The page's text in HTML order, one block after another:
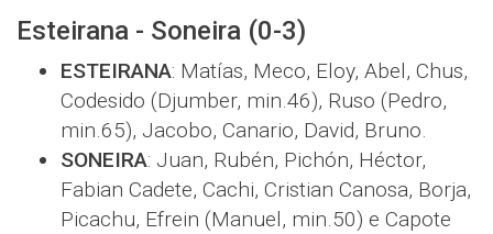
Esteirana - Soneira (0-3)
ESTEIRANA: Matías, Meco, Eloy, Abel, Chus,
Codesido (Djumber, min.46), Ruso (Pedro,
min.65), Jacobo, Canario, David, Bruno.
SONEIRA: Juan, Rubén, Pichón, Héctor,
Fabian Cadete, Cachi, Cristian Canosa, Borja,
Picachu, Efrein (Manuel, min.50) e Capote